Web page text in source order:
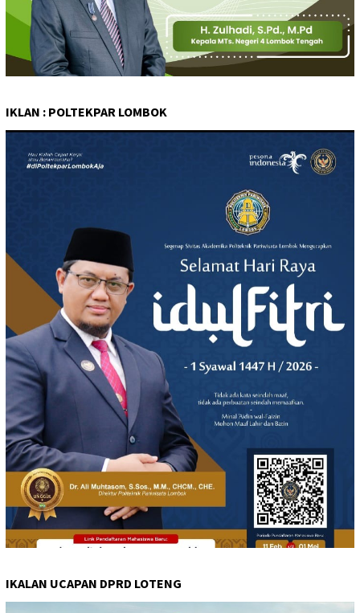
IKLAN : POLTEKPAR LOMBOK
IKALAN UCAPAN DPRD LOTENG